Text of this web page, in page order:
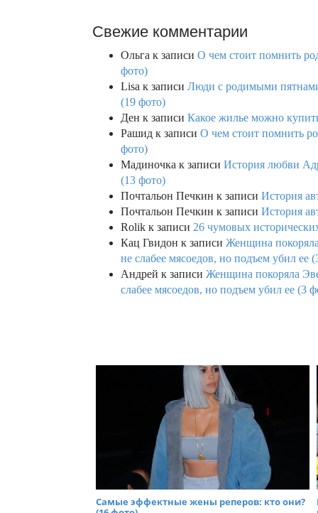
Свежие комментарии
Ольга к записи О чем стоит помнить
фото)
Lisa к записи Люди с родимыми
(19 фото)
Ден к записи Какое жилье можно
Рашид к записи О чем стоит помнить
фото)
Мадиночка к записи История любви
(13 фото)
Почтальон Печкин к записи История
Почтальон Печкин к записи История
Rolik к записи 26 чумовых
Кац Гвидон к записи Женщина
не слабее мясоедов, но подъем убил ее
Андрей к записи Женщина покоряла
слабее мясоедов, но подъем убил ее (3
Самые эффектные жены реперов: кто они?